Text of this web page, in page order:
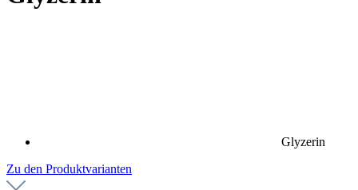
Glyzerin
Zu den Produktvarianten